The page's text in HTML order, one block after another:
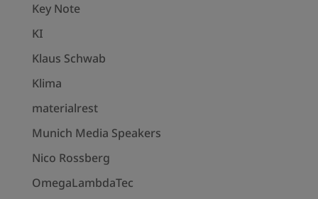
Key Note
KI
Klaus Schwab
Klima
materialrest
Munich Media Speakers
Nico Rossberg
OmegaLambdaTec